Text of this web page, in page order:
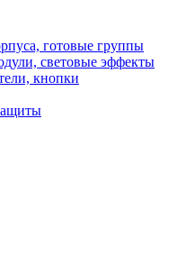
готовые группы
световые эффекты
кнопки